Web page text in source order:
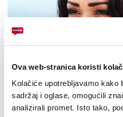
Ova web-stranica koristi
Kolačiće upotrebljavamo kako
sadržaj i oglase, omogućili
analizirali promet. Isto tako,
KONTAKTI
MOJ PROFIL
E-RAČUN